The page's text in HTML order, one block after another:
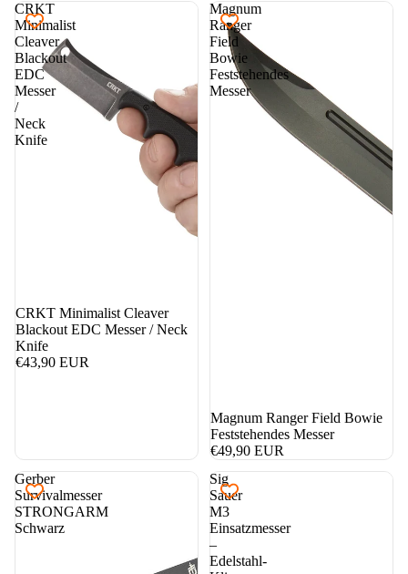
CRKT
Minimalist
Cleaver
Blackout
EDC
Messer
/
Neck
Knife
CRKT Minimalist Cleaver
Blackout EDC Messer / Neck
Knife
€43,90 EUR
Magnum
Ranger
Field
Bowie
Feststehendes
Messer
Magnum Ranger Field Bowie
Feststehendes Messer
€49,90 EUR
Gerber
Survivalmesser
STRONGARM
Schwarz
Sig
Sauer
M3
Einsatzmesser
–
Edelstahl-